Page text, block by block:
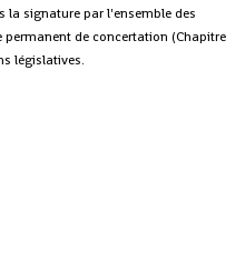
la signature par l'ensemble des
de concertation (Chapitre
législatives.